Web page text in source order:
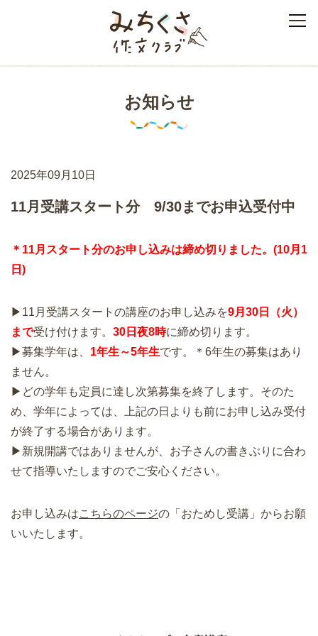
お知らせ
2025年09月10日
11月受講スタート分 9/30までお申込受付中
＊11月スタート分のお申し込みは締め切りました。(10月1
日)
▶11月受講スタートの講座のお申し込みを9月30日（火）
まで受け付けます。 30日 夜8時に締め切ります。
▶募集学年は、 1年生～5年生です。＊6年生の募集はあり
ません。
▶どの学年も定員に達し次第募集を終了します。そのた
め、学年によっては、上記の日よりも前にお申し込み受付
が終了する場合があります。
▶新規開講ではありませんが、お子さんの書きぶりに合わ
せて指導いたしますのでご安心ください。
お申し込みはこちらのページの「おためし受講」からお願
いいたします。